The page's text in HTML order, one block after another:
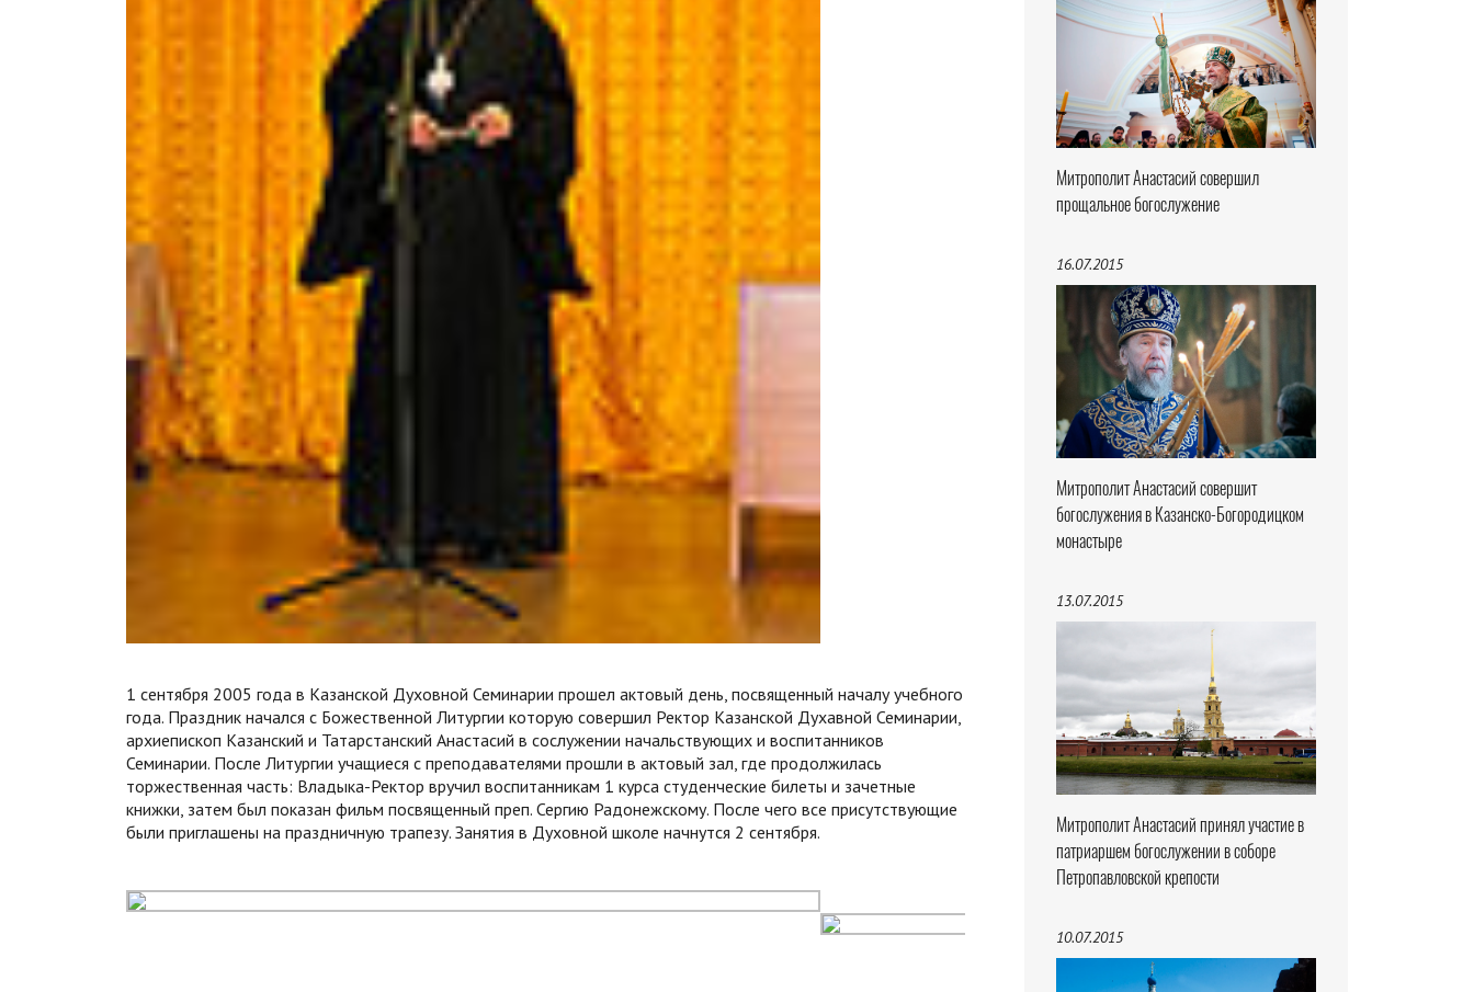
Митрополит Анастасий совершил
прощальное богослужение
16.07.2015
Митрополит Анастасий совершит
богослужения в Казанско-Богородицком
монастыре
13.07.2015
Митрополит Анастасий принял участие в
патриаршем богослужении в соборе
Петропавловской крепости
10.07.2015
1 сентября 2005 года в Казанской Духовной Семинарии прошел актовый день, посвященный началу учебного
года. Праздник начался с Божественной Литургии которую совершил Ректор Казанской Духавной Семинарии,
архиепископ Казанский и Татарстанский Анастасий в сослужении начальствующих и воспитанников
Семинарии. После Литургии учащиеся с преподавателями прошли в актовый зал, где продолжилась
торжественная часть: Владыка-Ректор вручил воспитанникам 1 курса студенческие билеты и зачетные
книжки, затем был показан фильм посвященный преп. Сергию Радонежскому. После чего все присутствующие
были приглашены на праздничную трапезу. Занятия в Духовной школе начнутся 2 сентября.